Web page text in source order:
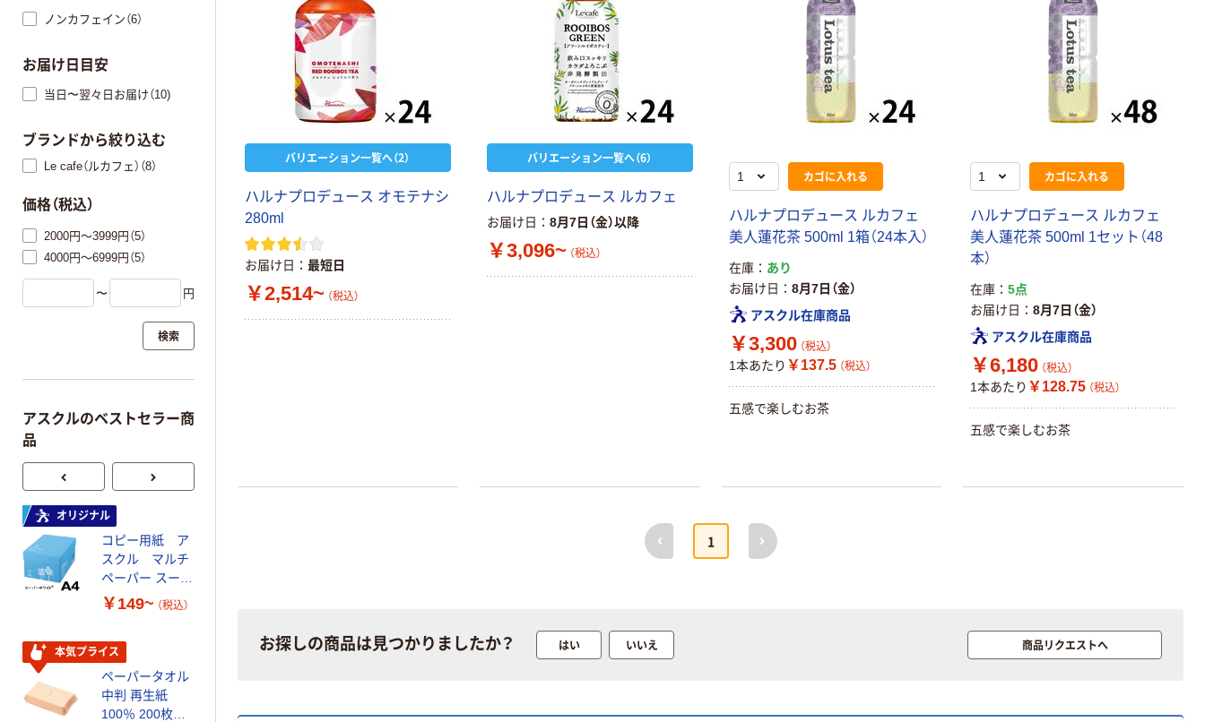
バリエーション一覧へ（2）
ハルナプロデュース オモテナシ
280ml
お届け日 最短日
￥2,514~ （税込）
バリエーション一覧へ（6）
ハルナプロデュース ルカフェ
お届け日 8月7日（金）以降
￥3,096~ （税込）
カゴに入れる
ハルナプロデュース ルカフェ
美人蓮花茶 500ml 1箱（24本入）
在庫
あり
お届け日
8月7日（金）
アスクル在庫商品
￥3,300 （税込）
1本あたり ￥137.5 （税込）
五感で楽しむお茶
カゴに入れる
ハルナプロデュース ルカフェ
美人蓮花茶 500ml 1セット（48
本）
在庫
5点
お届け日
8月7日（金）
アスクル在庫商品
￥6,180 （税込）
1本あたり ￥128.75 （税込）
五感で楽しむお茶
前へ
1
次へ
お探しの商品は見つかりましたか？ はい いいえ 商品リクエストへ
ノンカフェイン（6）
お届け日目安
当日〜翌々日お届け（10)
ブランドから絞り込む
Le cafe（ルカフェ）（8）
価格（税込）
2000円～3999円（5）
4000円～6999円（5）
〜 円
検索
アスクルのベストセラー商
品
オリジナル
コピー用紙 ア
スクル マルチ
ペーパー スーパ
ーホワイト+
￥149~ （税込）
本気プライス
ペーパータオル
中判 再生紙
100％ 200枚
芯あり FSC認
証
オリジナル
スーパーエコノ
芯あり FSC認
証
本気プライス
ォーター 500ml
スズラン 酒精綿
G バルクタイプ
本気プライス
モカ 200組 5個
カラ 厚さ
本気プライス
100％ 200枚